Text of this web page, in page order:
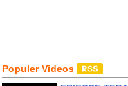
Populer Videos